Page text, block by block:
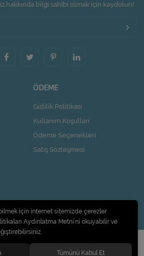
hakkında bilgi sahibi olmak için kaydolun!
ÖDEME
Gizlilik Politikası
Kullanım Koşulları
Ödeme Seçenekleri
Satış Sözleşmesi
Ticaret Limited Şirketi. Tüm hakları saklıdır.
için internet sitemizde çerezler
Aydınlatma Metni’ni okuyabilir ve
Tümünü Kabul Et